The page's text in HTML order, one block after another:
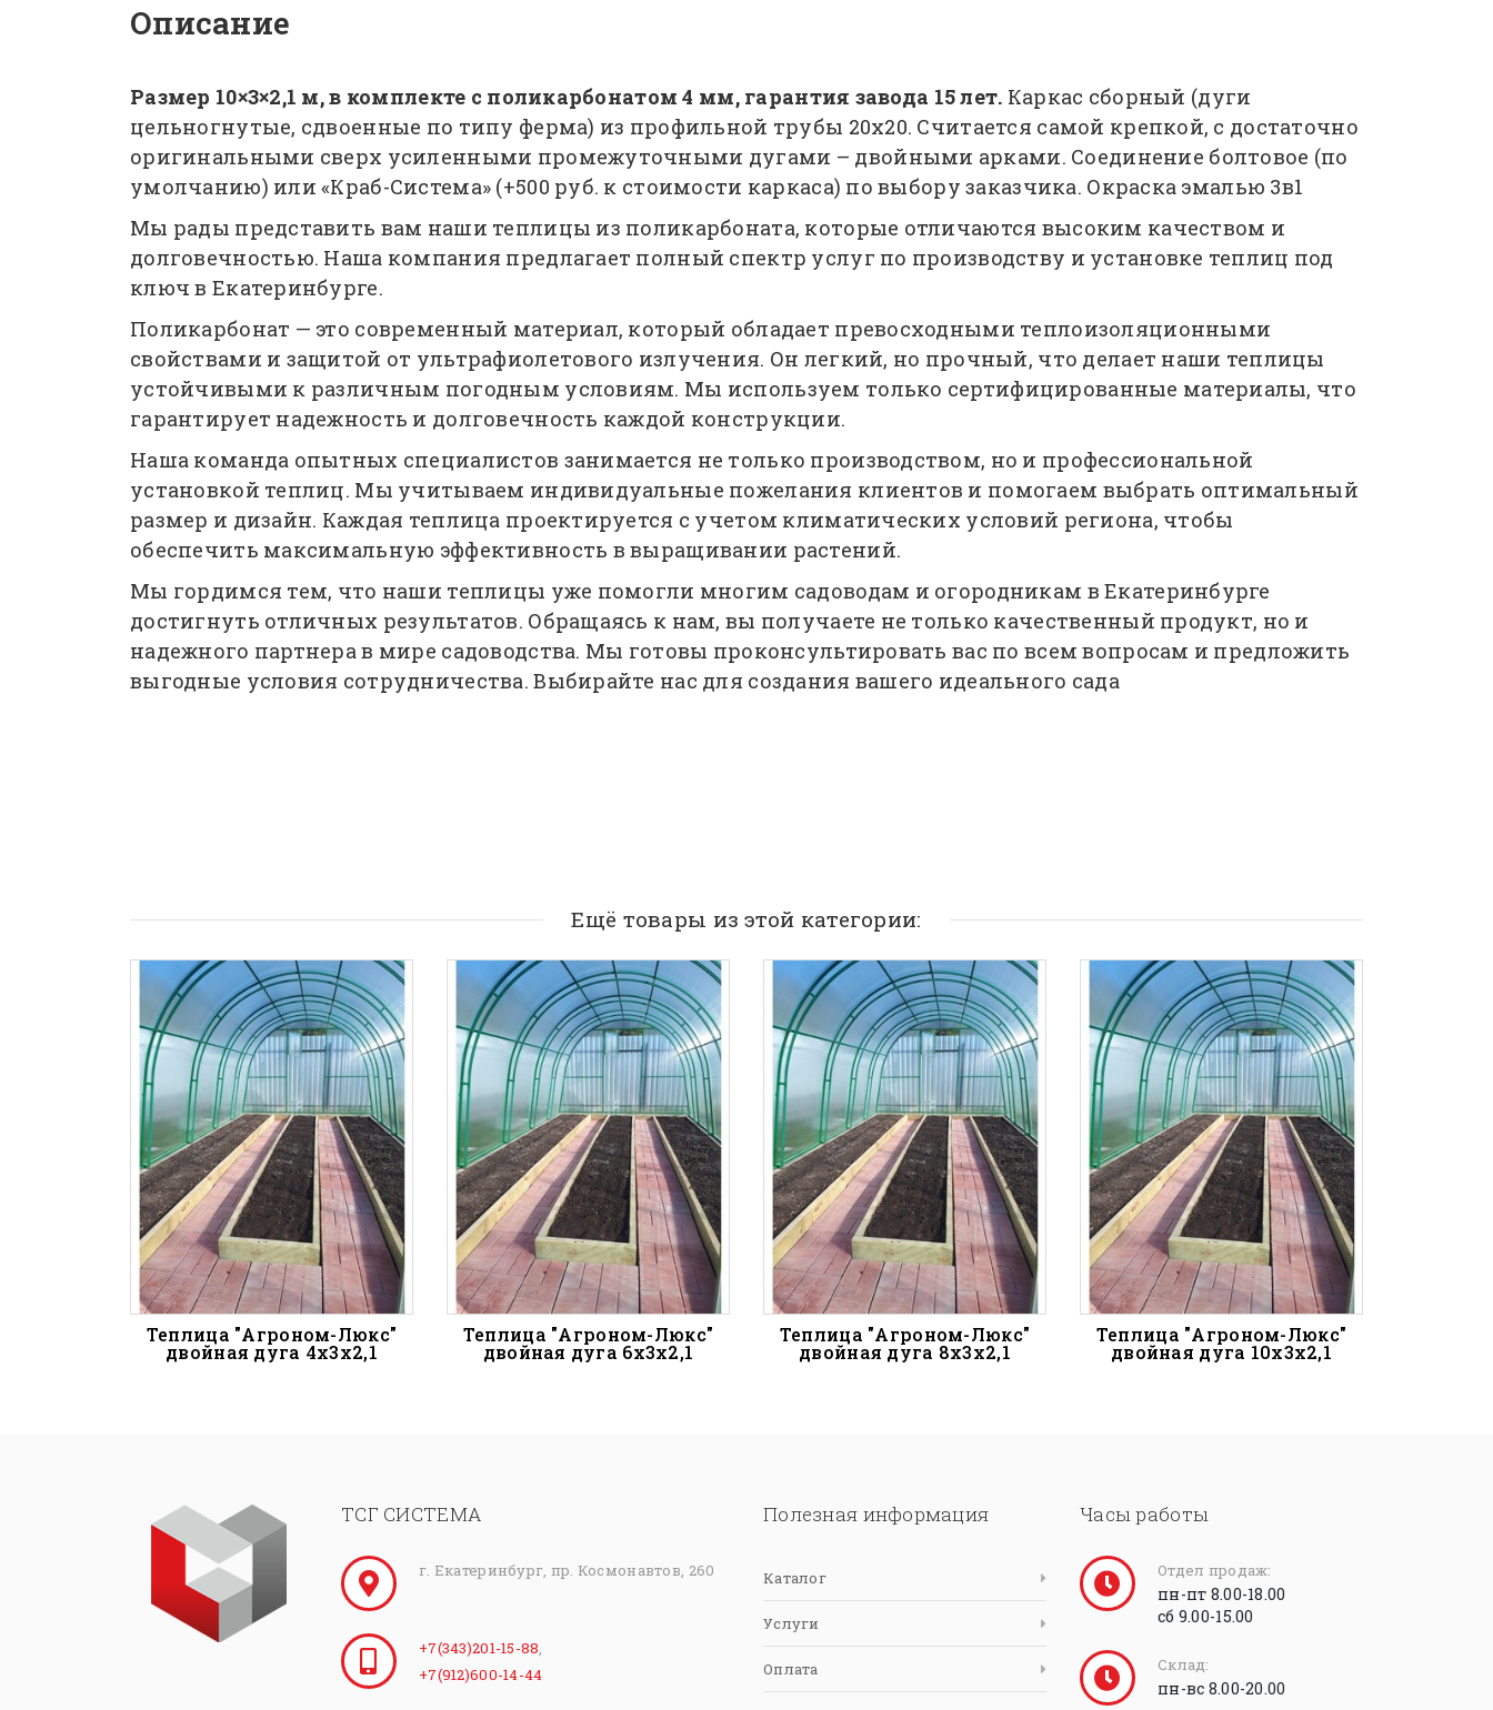
Описание
Размер 10×3×2,1 м, в комплекте с поликарбонатом 4 мм, гарантия завода 15 лет. Каркас сборный (дуги
цельногнутые, сдвоенные по типу ферма) из профильной трубы 20х20. Считается самой крепкой, с достаточно
оригинальными сверх усиленными промежуточными дугами – двойными арками. Соединение болтовое (по
умолчанию) или «Краб-Система» (+500 руб. к стоимости каркаса) по выбору заказчика. Окраска эмалью 3в1
Мы рады представить вам наши теплицы из поликарбоната, которые отличаются высоким качеством и
долговечностью. Наша компания предлагает полный спектр услуг по производству и установке теплиц под
ключ в Екатеринбурге.
Поликарбонат — это современный материал, который обладает превосходными теплоизоляционными
свойствами и защитой от ультрафиолетового излучения. Он легкий, но прочный, что делает наши теплицы
устойчивыми к различным погодным условиям. Мы используем только сертифицированные материалы, что
гарантирует надежность и долговечность каждой конструкции.
Наша команда опытных специалистов занимается не только производством, но и профессиональной
установкой теплиц. Мы учитываем индивидуальные пожелания клиентов и помогаем выбрать оптимальный
размер и дизайн. Каждая теплица проектируется с учетом климатических условий региона, чтобы
обеспечить максимальную эффективность в выращивании растений.
Мы гордимся тем, что наши теплицы уже помогли многим садоводам и огородникам в Екатеринбурге
достигнуть отличных результатов. Обращаясь к нам, вы получаете не только качественный продукт, но и
надежного партнера в мире садоводства. Мы готовы проконсультировать вас по всем вопросам и предложить
выгодные условия сотрудничества. Выбирайте нас для создания вашего идеального сада
Ещё товары из этой категории:
Теплица "Агроном-Люкс"
двойная дуга 4х3х2,1
Теплица "Агроном-Люкс"
двойная дуга 6х3х2,1
Теплица "Агроном-Люкс"
двойная дуга 8х3х2,1
Теплица "Агроном-Люкс"
двойная дуга 10х3х2,1
ТСГ СИСТЕМА
г. Екатеринбург, пр. Космонавтов, 260
+7(343)201-15-88,
+7(912)600-14-44
Полезная информация
Каталог
Услуги
Оплата
Часы работы
Отдел продаж:
пн-пт 8.00-18.00
сб 9.00-15.00
Склад:
пн-вс 8.00-20.00